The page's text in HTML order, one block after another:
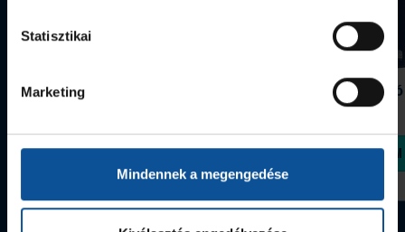
Statisztikai
Marketing
Mindennek a megengedése
Grafitceruza 25/26
Megvásárolom
Szeged
Megvásárolom